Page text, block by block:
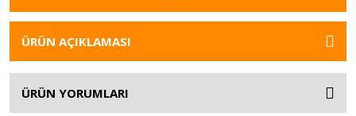
ÜRÜN AÇIKLAMASI
ÜRÜN YORUMLARI